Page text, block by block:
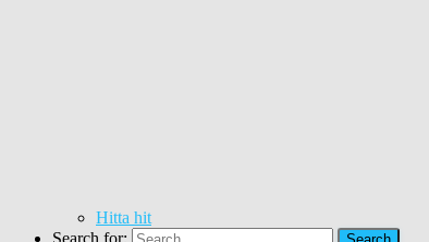
Hitta hit
Search for: